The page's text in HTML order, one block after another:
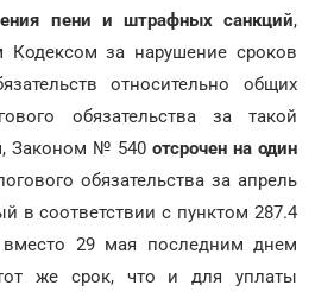
пени и штрафных санкций,
Кодексом за нарушение сроков
относительно общих
обязательства за такой
Законом № 540 отсрочен на один
обязательства за апрель
в соответствии с пунктом 287.4
вместо 29 мая последним днем
же срок, что и для уплаты